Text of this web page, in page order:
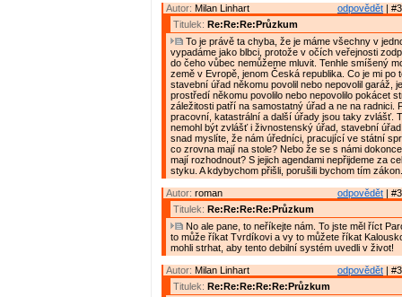
odpovědět |
Autor: Milan Linhart
Titulek: Re:Re:Re:Průzkum
To je právě ta chyba, že je máme všechny v
vypadáme jako blbci, protože v očích veřejnosti
do čeho vůbec nemůžeme mluvit. Tenhle smíšený
země v Evropě, jenom Česká republika. Co je mi po
stavební úřad někomu povolil nebo nepovolil garáž,
prostředí někomu povolilo nebo nepovolilo pokácet
záležitosti patří na samostatný úřad a ne na radnici.
pracovní, katastrální a další úřady jsou taky zvlášť.
nemohl být zvlášť i živnostenský úřad, stavební
snad myslíte, že nám úředníci, pracující ve státní
co zrovna mají na stole? Nebo že se s námi
mají rozhodnout? S jejich agendami nepřijdeme za
styku. A kdybychom přišli, porušili bychom tím zákon.
odpovědět |
Autor: roman
Titulek: Re:Re:Re:Re:Průzkum
No ale pane, to neříkejte nám. To jste měl říct
to může říkat Tvrdíkovi a vy to můžete říkat
mohli strhat, aby tento debilní systém uvedli v život!
odpovědět |
Autor: Milan Linhart
Titulek: Re:Re:Re:Re:Re:Průzkum